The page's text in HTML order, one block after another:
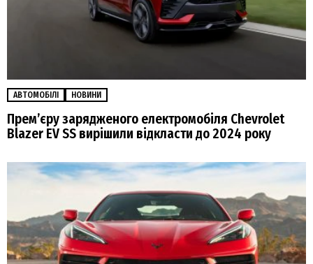
АВТОМОБІЛІ НОВИНИ
Премʼєру зарядженого електромобіля Chevrolet
Blazer EV SS вирішили відкласти до 2024 року